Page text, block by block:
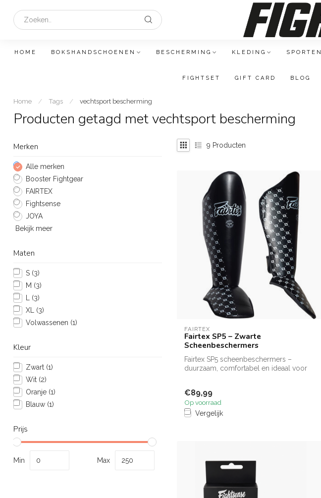
HOME BOKSHANDSCHOENEN BESCHERMING KLEDING SPORTEN
FIGHTSET GIFT CARD BLOG
Home / Tags / vechtsport bescherming
Producten getagd met vechtsport bescherming
Merken
Alle merken
Booster Fightgear
FAIRTEX
Fightsense
JOYA
Bekijk meer
Maten
S (3)
M (3)
(3)
XL (3)
Volwassenen (1)
Kleur
Zwart (1)
Wit (2)
Oranje (1)
Blauw (1)
Prijs
Min Max
9 Producten
FAIRTEX
Fairtex SP5 – Zwarte
Scheenbeschermers
Fairtex SP5 scheenbeschermers –
duurzaam, comfortabel en ideaal voor
€89,99
Op voorraad
Vergelijk